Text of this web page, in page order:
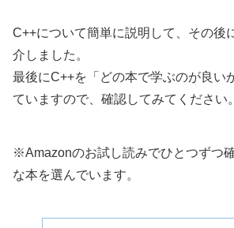
C++について簡単に説明して、その後
介しました。
最後にC++を「どの本で学ぶのが良い
ていますので、確認してみてください。
※Amazonのお試し読みでひとつずつ
な本を選んでいます。